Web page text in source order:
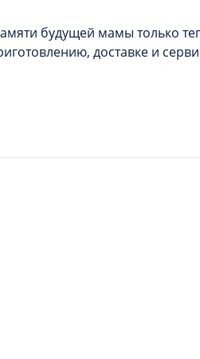
будущей мамы только
доставке и